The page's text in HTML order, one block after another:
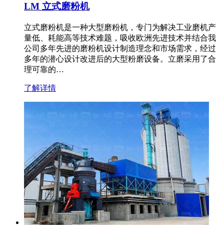
LM 立式磨粉机
立式磨粉机是一种大型磨粉机，专门为解决工业磨机产
量低、耗能高等技术难题，吸收欧洲先进技术并结合我
公司多年先进的磨粉机设计制造理念和市场需求，经过
多年的潜心设计改进后的大型粉磨设备。立磨采用了合
理可靠的…
了解详情